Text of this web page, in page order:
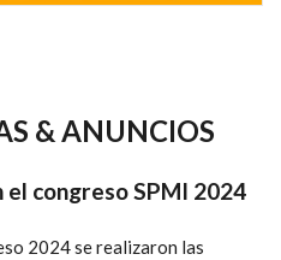
& ANUNCIOS
el congreso SPMI 2024
2024 se realizaron las